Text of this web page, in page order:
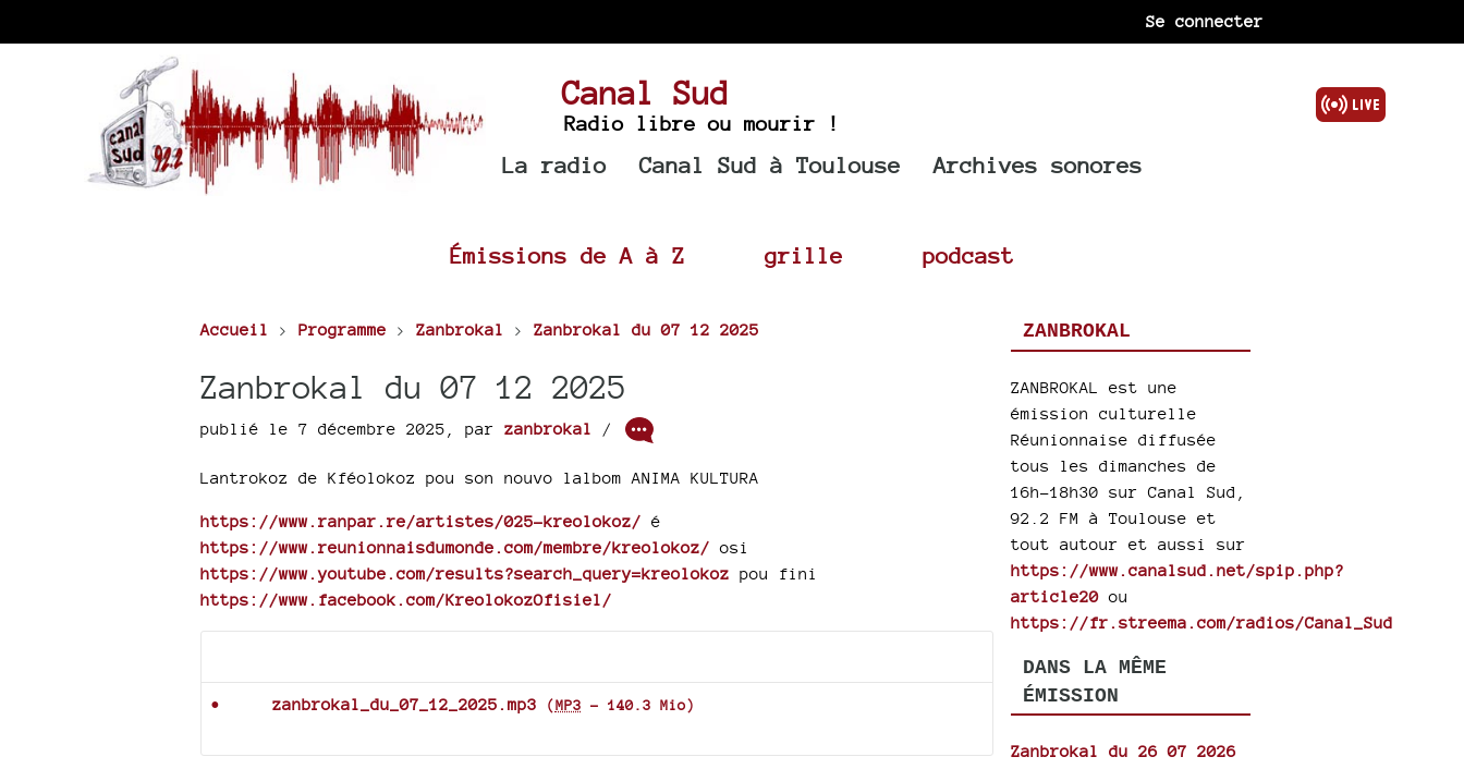
Se connecter
Canal Sud
Radio libre ou mourir !
La radio Canal Sud à Toulouse Archives sonores
Émissions de A à Z grille podcast
Accueil > Programme > Zanbrokal > Zanbrokal du 07 12 2025
Zanbrokal du 07 12 2025
publié le 7 décembre 2025 par zanbrokal /
Lantrokoz de Kféolokoz pou son nouvo lalbom ANIMA KULTURA
https://www.ranpar.re/artistes/025-kreolokoz/ é
https://www.reunionnaisdumonde.com/membre/kreolokoz/ osi
https://www.youtube.com/results?search_query=kreolokoz pou fini
https://www.facebook.com/KreolokozOfisiel/
zanbrokal_du_07_12_2025.mp3 (MP3 - 140.3 Mio)
ZANBROKAL
ZANBROKAL est une
émission culturelle
Réunionnaise diffusée
tous les dimanches de
16h-18h30 sur Canal Sud,
92.2 FM à Toulouse et
tout autour et aussi sur
https://www.canalsud.net/spip.php?
article20 ou
https://fr.streema.com/radios/Canal_Sud
DANS LA MÊME
ÉMISSION
Zanbrokal du 26 07 2026